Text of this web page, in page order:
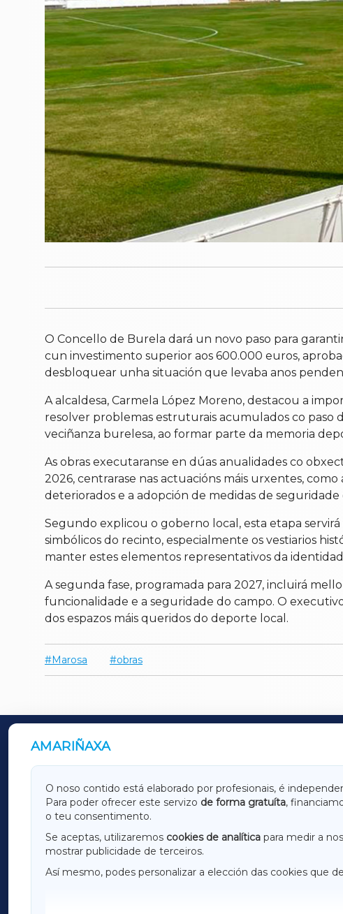
O Concello de Burela dará un novo paso para
cun investimento superior aos 600.000 euros,
desbloquear unha situación que levaba anos
A alcaldesa, Carmela López Moreno, destacou a
resolver problemas estruturais acumulados co paso
veciñanza burelesa, ao formar parte da memoria
As obras executaranse en dúas anualidades co
2026, centrarase nas actuacións máis urxentes,
deteriorados e a adopción de medidas de
Segundo explicou o goberno local, esta etapa
simbólicos do recinto, especialmente os vestiarios
manter estes elementos representativos da
A segunda fase, programada para 2027, incluirá
funcionalidade e a seguridade do campo. O
dos espazos máis queridos do deporte local.
Marosa obras
AMARIÑAXA
O noso contido está elaborado por profesionais, é
Para poder ofrecer este servizo de forma gratuíta,
o teu consentimento.
Se aceptas, utilizaremos cookies de analítica para medir a
mostrar publicidade de terceiros.
Así mesmo, podes personalizar a elección das cookies que
OUTROS PERIÓDICOS
GALICIAXA LUGOXA
AMARIÑAXA
OURENSEXA